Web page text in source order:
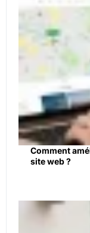
Comment
site web ?